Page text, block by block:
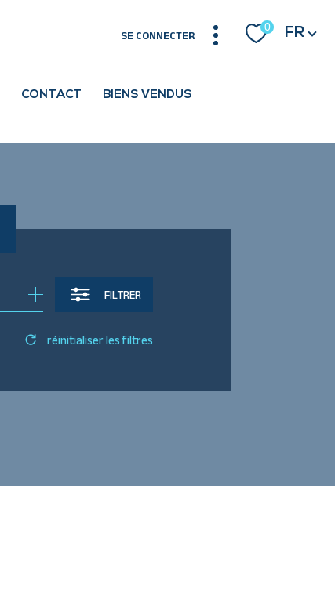
SE CONNECTER
0 Langue
FR
CONTACT BIENS VENDUS
FILTRER
réinitialiser les filtres